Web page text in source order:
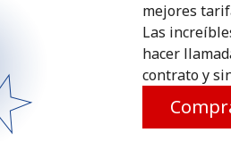
mejores
Las
hacer
contrato y